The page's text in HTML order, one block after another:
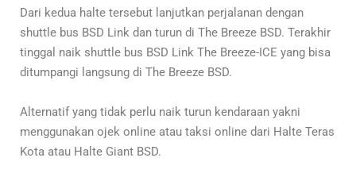
Dari kedua halte tersebut lanjutkan perjalanan dengan
shuttle bus BSD Link dan turun di The Breeze BSD. Terakhir
tinggal naik shuttle bus BSD Link The Breeze-ICE yang bisa
ditumpangi langsung di The Breeze BSD.
Alternatif yang tidak perlu naik turun kendaraan yakni
menggunakan ojek online atau taksi online dari Halte Teras
Kota atau Halte Giant BSD.